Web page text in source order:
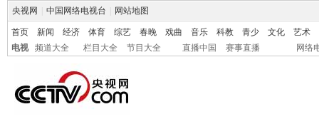
央视网 中国网络电视台 网站地图
首页 新闻 经济 体育 综艺 春晚 戏曲 音乐 科教 青少 文化
艺术
电视
频道大全 栏目大全 节目大全 直播中国 赛事直播 网络